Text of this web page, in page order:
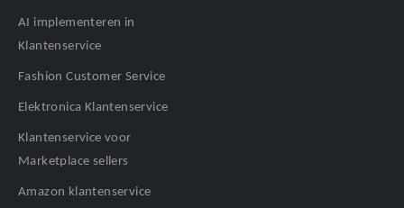
AI implementeren in
Klantenservice
Fashion Customer Service
Elektronica Klantenservice
Klantenservice voor
Marketplace sellers
Amazon klantenservice